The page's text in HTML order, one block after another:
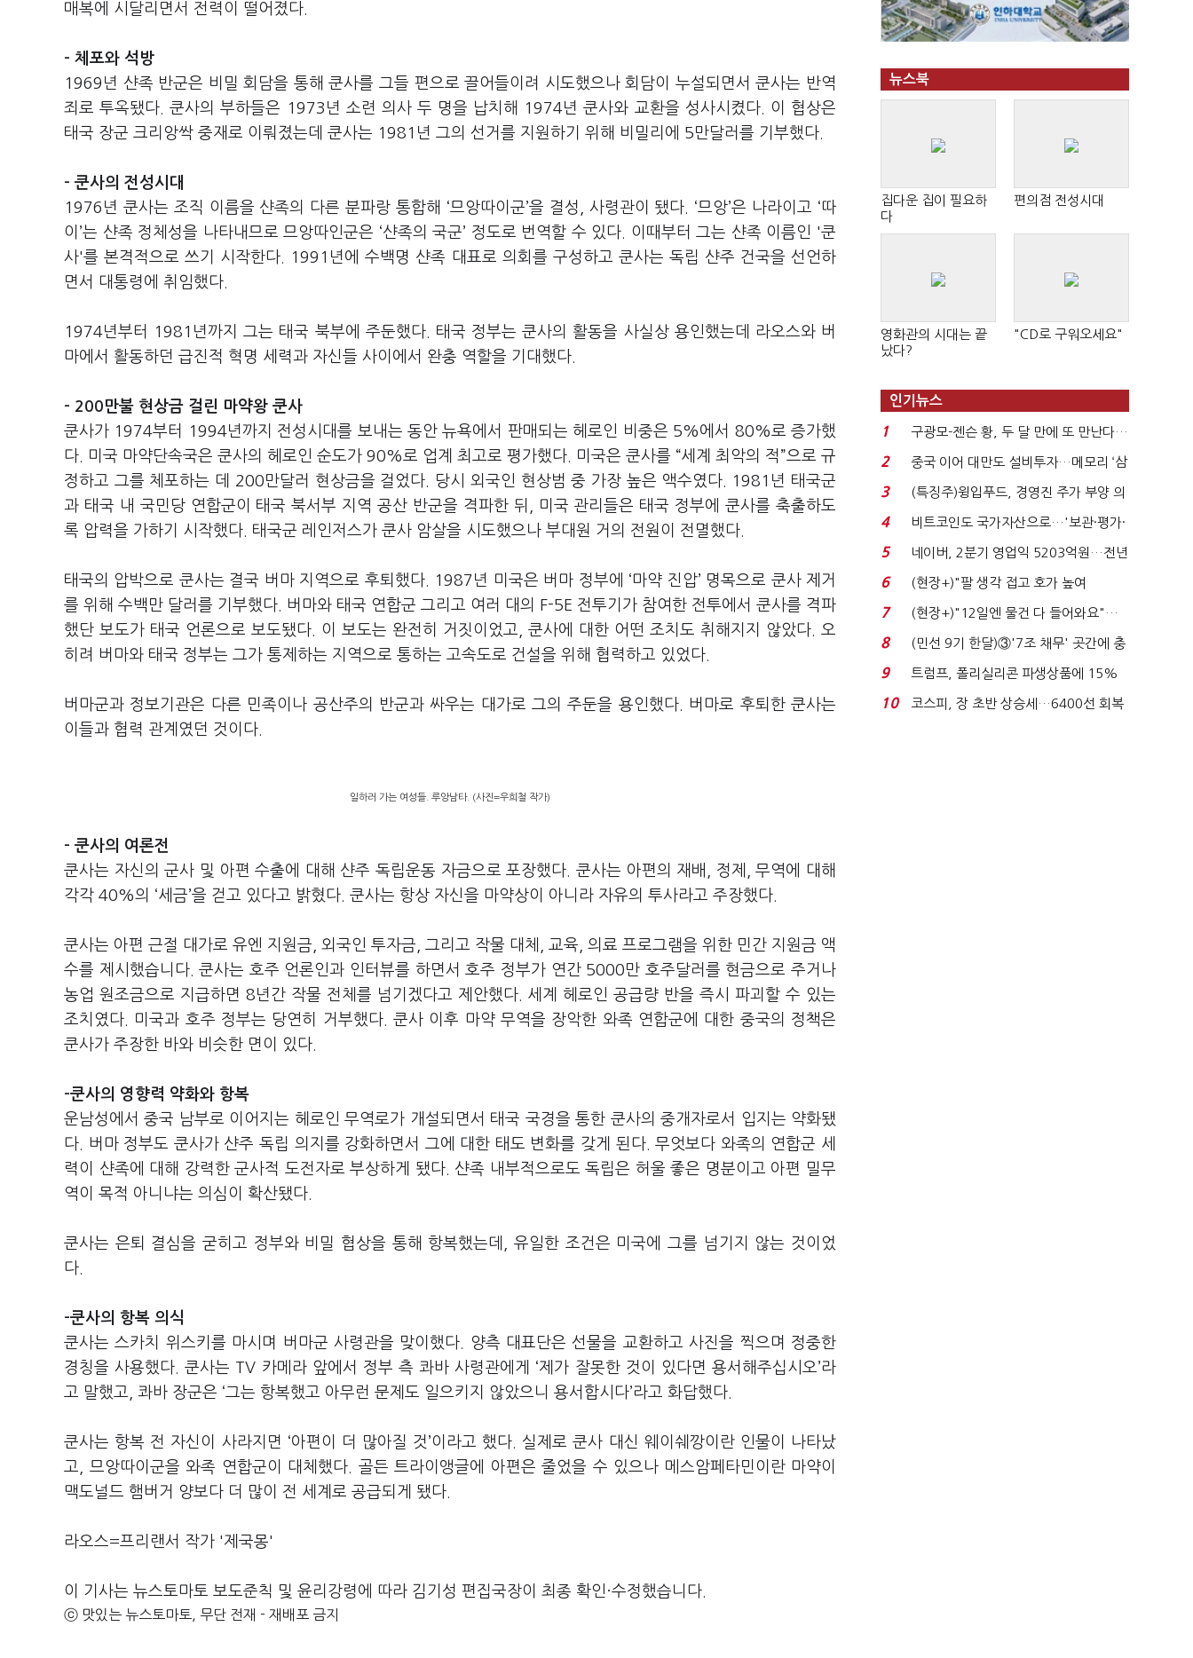
매복에 시달리면서 전력이 떨어졌다.
- 체포와 석방
1969년 샨족 반군은 비밀 회담을 통해 쿤사를 그들 편으로 끌어들이려 시도했으나 회담이 누설되면서 쿤사는 반역
죄로 투옥됐다. 쿤사의 부하들은 1973년 소련 의사 두 명을 납치해 1974년 쿤사와 교환을 성사시켰다. 이 협상은
태국 장군 크리앙싹 중재로 이뤄졌는데 쿤사는 1981년 그의 선거를 지원하기 위해 비밀리에 5만달러를 기부했다.
- 쿤사의 전성시대
1976년 쿤사는 조직 이름을 샨족의 다른 분파랑 통합해 ‘므앙따이군’을 결성, 사령관이 됐다. ‘므앙’은 나라이고 ‘따
이’는 샨족 정체성을 나타내므로 므앙따인군은 ‘샨족의 국군’ 정도로 번역할 수 있다. 이때부터 그는 샨족 이름인 '쿤
사'를 본격적으로 쓰기 시작한다. 1991년에 수백명 샨족 대표로 의회를 구성하고 쿤사는 독립 샨주 건국을 선언하
면서 대통령에 취임했다.
1974년부터 1981년까지 그는 태국 북부에 주둔했다. 태국 정부는 쿤사의 활동을 사실상 용인했는데 라오스와 버
마에서 활동하던 급진적 혁명 세력과 자신들 사이에서 완충 역할을 기대했다.
- 200만불 현상금 걸린 마약왕 쿤사
쿤사가 1974부터 1994년까지 전성시대를 보내는 동안 뉴욕에서 판매되는 헤로인 비중은 5%에서 80%로 증가했
다. 미국 마약단속국은 쿤사의 헤로인 순도가 90%로 업계 최고로 평가했다. 미국은 쿤사를 “세계 최악의 적”으로 규
정하고 그를 체포하는 데 200만달러 현상금을 걸었다. 당시 외국인 현상범 중 가장 높은 액수였다. 1981년 태국군
과 태국 내 국민당 연합군이 태국 북서부 지역 공산 반군을 격파한 뒤, 미국 관리들은 태국 정부에 쿤사를 축출하도
록 압력을 가하기 시작했다. 태국군 레인저스가 쿤사 암살을 시도했으나 부대원 거의 전원이 전멸했다.
태국의 압박으로 쿤사는 결국 버마 지역으로 후퇴했다. 1987년 미국은 버마 정부에 ‘마약 진압’ 명목으로 쿤사 제거
를 위해 수백만 달러를 기부했다. 버마와 태국 연합군 그리고 여러 대의 F-5E 전투기가 참여한 전투에서 쿤사를 격파
했단 보도가 태국 언론으로 보도됐다. 이 보도는 완전히 거짓이었고, 쿤사에 대한 어떤 조치도 취해지지 않았다. 오
히려 버마와 태국 정부는 그가 통제하는 지역으로 통하는 고속도로 건설을 위해 협력하고 있었다.
버마군과 정보기관은 다른 민족이나 공산주의 반군과 싸우는 대가로 그의 주둔을 용인했다. 버마로 후퇴한 쿤사는
이들과 협력 관계였던 것이다.
일하러 가는 여성들. 루앙남타. (사진=우희철 작가)
- 쿤사의 여론전
쿤사는 자신의 군사 및 아편 수출에 대해 샨주 독립운동 자금으로 포장했다. 쿤사는 아편의 재배, 정제, 무역에 대해
각각 40%의 ‘세금’을 걷고 있다고 밝혔다. 쿤사는 항상 자신을 마약상이 아니라 자유의 투사라고 주장했다.
쿤사는 아편 근절 대가로 유엔 지원금, 외국인 투자금, 그리고 작물 대체, 교육, 의료 프로그램을 위한 민간 지원금 액
수를 제시했습니다. 쿤사는 호주 언론인과 인터뷰를 하면서 호주 정부가 연간 5000만 호주달러를 현금으로 주거나
농업 원조금으로 지급하면 8년간 작물 전체를 넘기겠다고 제안했다. 세계 헤로인 공급량 반을 즉시 파괴할 수 있는
조치였다. 미국과 호주 정부는 당연히 거부했다. 쿤사 이후 마약 무역을 장악한 와족 연합군에 대한 중국의 정책은
쿤사가 주장한 바와 비슷한 면이 있다.
-쿤사의 영향력 약화와 항복
운남성에서 중국 남부로 이어지는 헤로인 무역로가 개설되면서 태국 국경을 통한 쿤사의 중개자로서 입지는 약화됐
다. 버마 정부도 쿤사가 샨주 독립 의지를 강화하면서 그에 대한 태도 변화를 갖게 된다. 무엇보다 와족의 연합군 세
력이 샨족에 대해 강력한 군사적 도전자로 부상하게 됐다. 샨족 내부적으로도 독립은 허울 좋은 명분이고 아편 밀무
역이 목적 아니냐는 의심이 확산됐다.
쿤사는 은퇴 결심을 굳히고 정부와 비밀 협상을 통해 항복했는데, 유일한 조건은 미국에 그를 넘기지 않는 것이었
다.
-쿤사의 항복 의식
쿤사는 스카치 위스키를 마시며 버마군 사령관을 맞이했다. 양측 대표단은 선물을 교환하고 사진을 찍으며 정중한
경칭을 사용했다. 쿤사는 TV 카메라 앞에서 정부 측 콰바 사령관에게 ‘제가 잘못한 것이 있다면 용서해주십시오’라
고 말했고, 콰바 장군은 ‘그는 항복했고 아무런 문제도 일으키지 않았으니 용서합시다’라고 화답했다.
쿤사는 항복 전 자신이 사라지면 ‘아편이 더 많아질 것’이라고 했다. 실제로 쿤사 대신 웨이쉐깡이란 인물이 나타났
고, 므앙따이군을 와족 연합군이 대체했다. 골든 트라이앵글에 아편은 줄었을 수 있으나 메스암페타민이란 마약이
맥도널드 햄버거 양보다 더 많이 전 세계로 공급되게 됐다.
라오스=프리랜서 작가 '제국몽'
이 기사는 뉴스토마토 보도준칙 및 윤리강령에 따라 김기성 편집국장이 최종 확인·수정했습니다.
ⓒ 맛있는 뉴스토마토, 무단 전재 - 재배포 금지
뉴스북
집다운 집이 필요하
다
편의점 전성시대
영화관의 시대는 끝
났다?
"CD로 구워오세요"
인기뉴스
1
구광모-젠슨 황, 두 달 만에 또 만난다…
로봇·AI 등 논...
2
중국 이어 대만도 설비투자…메모리 ‘삼
국전쟁’
3
(특징주)윙입푸드, 경영진 주가 부양 의
지에 상한가...
4
비트코인도 국가자산으로…'보관·평가·
처분' 기준은 ...
5
네이버, 2분기 영업익 5203억원…전년
비 0.2% 감소...
6
(현장+)"팔 생각 접고 호가 높여
요"…'덜 똘똘한 한 채' 20...
7
(현장+)"12일엔 물건 다 들어와요"…
빈 매대 채우며 문 연 ...
8
(민선 9기 한달)③'7조 채무' 곳간에 충
격…추미애, 20년...
9
트럼프, 폴리실리콘 파생상품에 15%
관세…"미 산업 재건"...
10
코스피, 장 초반 상승세…6400선 회복